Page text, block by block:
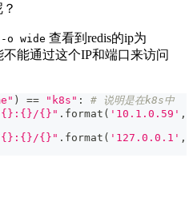
o wide 查看到redis的ip为
不能通过这个IP和端口来访问
) == "k8s" :
# 说明是在k8s中
{}:{}/{}" . format ( '10.1.0.59' ,
{}:{}/{}" . format ( '127.0.0.1' ,